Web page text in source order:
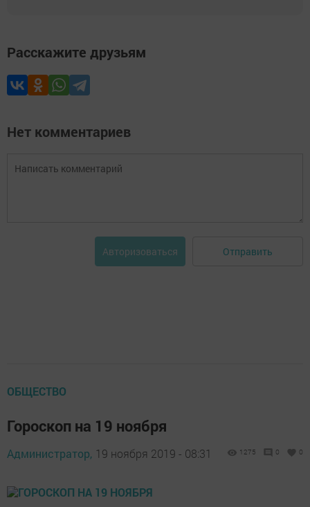
Расскажите друзьям
Нет комментариев
Авторизоваться Отправить
ОБЩЕСТВО
Гороскоп на 19 ноября
Администратор, 19 ноября 2019 - 08:31 1275 0 0